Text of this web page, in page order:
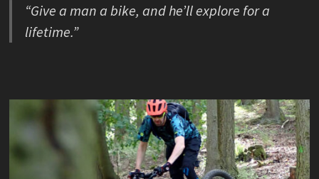
“Give a man a bike, and he’ll explore for a
lifetime.”